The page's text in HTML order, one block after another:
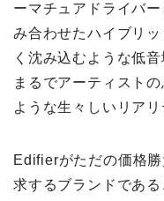
ーマチュアドライバ
み合わせたハイブリ
く沈み込むような低
まるでアーティスト
ような生々しいリアリ
Edifierがただの価格
求するブランドであ